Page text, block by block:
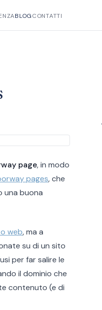
BLOGCONTATTI
page, in modo
pages, che
una buona
web, ma a
su di un sito
per far salire le
il dominio che
contenuto (e di